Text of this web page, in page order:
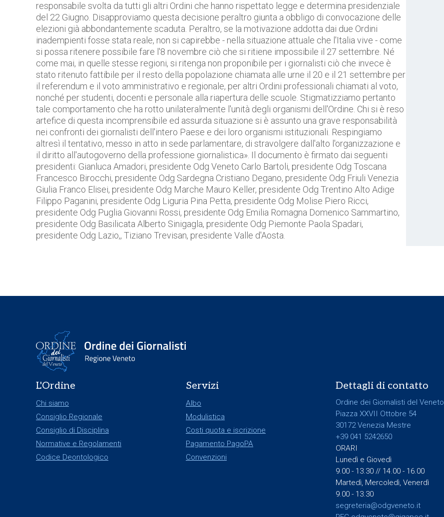
responsabile svolta da tutti gli altri Ordini che hanno rispettato legge e determina presidenziale
del 22 Giugno. Disapproviamo questa decisione peraltro giunta a obbligo di convocazione delle
elezioni già abbondantemente scaduta. Peraltro, se la motivazione addotta dai due Ordini
inadempienti fosse stata reale, non si capirebbe - nella situazione attuale che l'Italia vive - come
si possa ritenere possibile fare l'8 novembre ciò che si ritiene impossibile il 27 settembre. Né
come mai, in quelle stesse regioni, si ritenga non proponibile per i giornalisti ciò che invece è
stato ritenuto fattibile per il resto della popolazione chiamata alle urne il 20 e il 21 settembre per
il referendum e il voto amministrativo e regionale, per altri Ordini professionali chiamati al voto,
nonché per studenti, docenti e personale alla riapertura delle scuole. Stigmatizziamo pertanto
tale comportamento che ha rotto unilateralmente l'unità degli organismi dell'Ordine. Chi si è reso
artefice di questa incomprensibile ed assurda situazione si è assunto una grave responsabilità
nei confronti dei giornalisti dell'intero Paese e dei loro organismi istituzionali. Respingiamo
altresì il tentativo, messo in atto in sede parlamentare, di stravolgere dall'alto l'organizzazione e
il diritto all'autogoverno della professione giornalistica». Il documento è firmato dai seguenti
presidenti: Gianluca Amadori, presidente Odg Veneto Carlo Bartoli, presidente Odg Toscana
Francesco Birocchi, presidente Odg Sardegna Cristiano Degano, presidente Odg Friuli Venezia
Giulia Franco Elisei, presidente Odg Marche Mauro Keller, presidente Odg Trentino Alto Adige
Filippo Paganini, presidente Odg Liguria Pina Petta, presidente Odg Molise Piero Ricci,
presidente Odg Puglia Giovanni Rossi, presidente Odg Emilia Romagna Domenico Sammartino,
presidente Odg Basilicata Alberto Sinigagla, presidente Odg Piemonte Paola Spadari,
presidente Odg Lazio,, Tiziano Trevisan, presidente Valle d'Aosta.
L'Ordine
Chi siamo
Consiglio Regionale
Consiglio di Disciplina
Normative e Regolamenti
Codice Deontologico
Servizi
Albo
Modulistica
Costi quota e iscrizione
Pagamento PagoPA
Convenzioni
Dettagli di contatto
Ordine dei Giornalisti del Veneto
Piazza XXVII Ottobre 54
30172 Venezia Mestre
+39 041 5242650
ORARI
Lunedì e Giovedì
9.00 - 13.30 // 14.00 - 16.00
Martedì, Mercoledì, Venerdì
9.00 - 13.30
segreteria@odgveneto.it